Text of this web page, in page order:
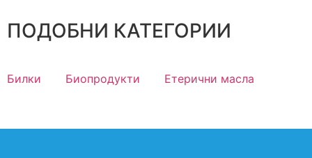
ПОДОБНИ КАТЕГОРИИ
Билки Биопродукти Етерични масла